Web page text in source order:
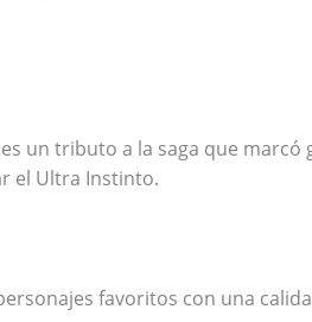
un tributo a la saga que marcó
el Ultra Instinto.
favoritos con una